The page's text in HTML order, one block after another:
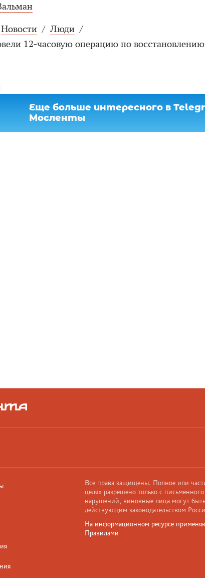
Новости / Люди /
12-часовую операцию по
Еще больше интересного в
Мосленты
Все права защищены. Полное или
целях разрешено только с
нарушений, виновные лица могут
действующим законодательством
На информационном ресурсе
Правилами